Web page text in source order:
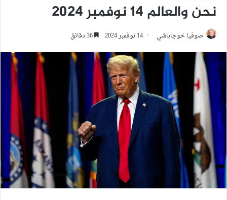
نحن والعالم 14 نوفمبر 2024
صوفيا خوجاباشي 14 نوفمبر 2024